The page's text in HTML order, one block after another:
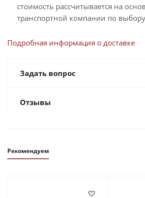
стоимость рассчитывается на
транспортной компании по
Подробная информация о доставке
Задать вопрос
Отзывы
Рекомендуем